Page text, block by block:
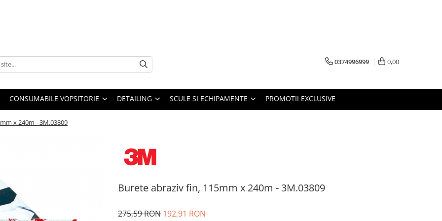
0374996999 0,00
CONSUMABILE VOPSITORIE DETAILING SCULE SI ECHIPAMENTE PROMOTII EXCLUSIVE
x 240m - 3M.03809
Burete abraziv fin, 115mm x 240m - 3M.03809
275,59 RON 192,91 RON